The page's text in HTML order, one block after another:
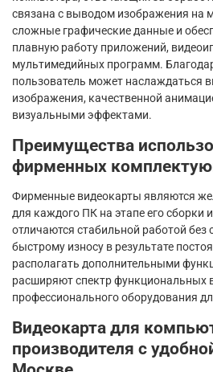
связана с выводом изображения на
сложные графические данные и
плавную работу приложений,
мультимедийных программ.
пользователь может наслаждаться
изображения, качественной
визуальными эффектами.
Преимущества
фирменных
Фирменные видеокарты являются
для каждого ПК на этапе его сборки
отличаются стабильной работой без
быстрому износу в результате
располагать дополнительными
расширяют спектр функциональных
профессионального оборудования
Видеокарта для
производителя с